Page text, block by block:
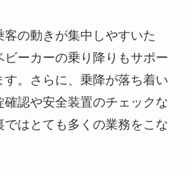
客の動きが集中しやすいた
ーカーの乗り降りもサポー
す。さらに、乗降が落ち着い
確認や安全装置のチェックな
ではとても多くの業務をこな